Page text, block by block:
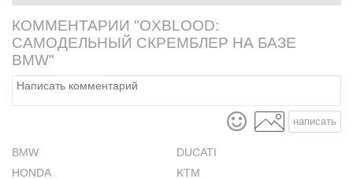
КОММЕНТАРИИ "OXBLOOD:
САМОДЕЛЬНЫЙ СКРЕМБЛЕР НА БАЗЕ
BMW"
написать
BMW
DUCATI
HONDA
KTM